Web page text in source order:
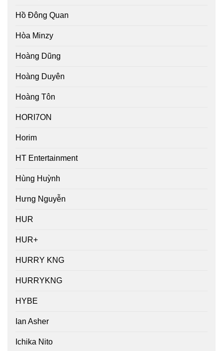
Hồ Đông Quan
Hòa Minzy
Hoàng Dũng
Hoàng Duyên
Hoàng Tôn
HORI7ON
Horim
HT Entertainment
Hùng Huỳnh
Hưng Nguyễn
HUR
HUR+
HURRY KNG
HURRYKNG
HYBE
Ian Asher
Ichika Nito